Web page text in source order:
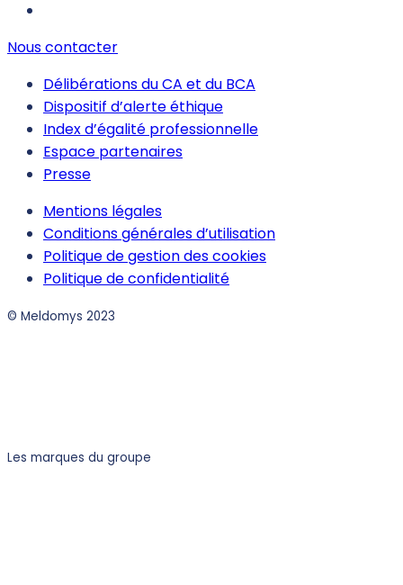
Nous contacter
Délibérations du CA et du BCA
Dispositif d’alerte éthique
Index d’égalité professionnelle
Espace partenaires
Presse
Mentions légales
Conditions générales d’utilisation
Politique de gestion des cookies
Politique de confidentialité
© Meldomys 2023
Les marques du groupe